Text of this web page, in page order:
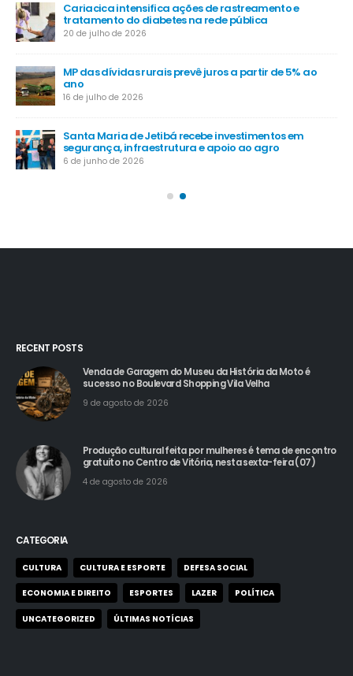
Cariacica intensifica ações de rastreamento e
tratamento do diabetes na rede pública
20 de julho de 2026
MP das dívidas rurais prevê juros a partir de 5% ao
ano
16 de julho de 2026
Santa Maria de Jetibá recebe investimentos em
segurança, infraestrutura e apoio ao agro
6 de junho de 2026
RECENT POSTS
Venda de Garagem do Museu da História da Moto é
sucesso no Boulevard Shopping Vila Velha
9 de agosto de 2026
Produção cultural feita por mulheres é tema de encontro
gratuito no Centro de Vitória, nesta sexta-feira (07)
4 de agosto de 2026
CATEGORIA
CULTURA CULTURA E ESPORTE DEFESA SOCIAL
ECONOMIA E DIREITO ESPORTES LAZER POLÍTICA
UNCATEGORIZED ÚLTIMAS NOTÍCIAS